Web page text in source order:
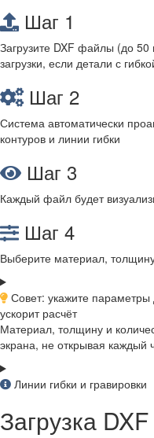
Шаг 1
Загрузите DXF файлы (до
загрузки, если детали с
Шаг 2
Система автоматически
контуров и линии гибки
Шаг 3
Каждый файл будет
Шаг 4
Выберите материал,
Совет: укажите
ускорит расчёт
Материал, толщину и
экрана, не открывая каждый
Линии гибки и гравировки
Загрузка